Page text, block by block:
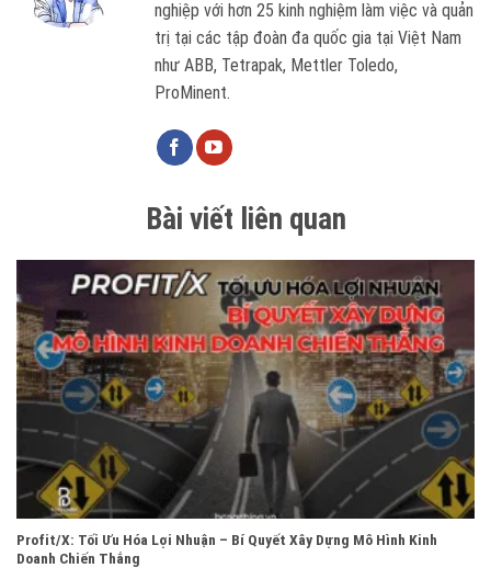
nghiệp với hơn 25 kinh nghiệm làm việc và quản
trị tại các tập đoàn đa quốc gia tại Việt Nam
như ABB, Tetrapak, Mettler Toledo,
ProMinent.
Bài viết liên quan
Profit/X: Tối Ưu Hóa Lợi Nhuận – Bí Quyết Xây Dựng Mô Hình Kinh
Doanh Chiến Thắng